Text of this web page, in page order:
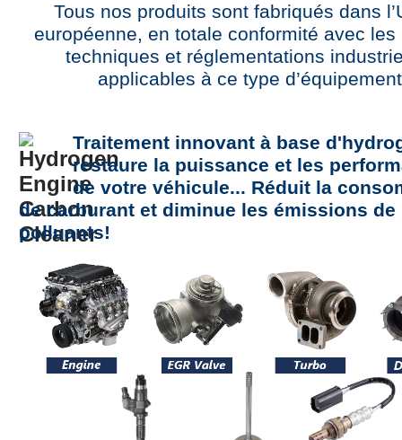
Tous nos produits sont fabriqués dans
européenne, en totale conformité avec les
techniques et réglementations
applicables à ce type d’équipement
Traitement innovant à base
restaure la puissance et les
de votre véhicule... Réduit la
de carburant et diminue les émissions de
polluants!